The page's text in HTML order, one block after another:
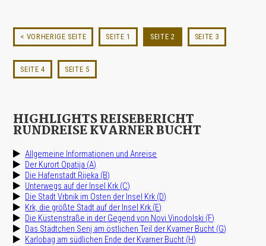
< VORHERIGE SEITE SEITE 1 SEITE 2 SEITE 3
SEITE 4 SEITE 5
HIGHLIGHTS REISEBERICHT
RUNDREISE KVARNER BUCHT
Allgemeine Informationen und Anreise
Der Kurort Opatija (A)
Die Hafenstadt Rijeka (B)
Unterwegs auf der Insel Krk (C)
Die Stadt Vrbnik im Osten der Insel Krk (D)
Krk, die größte Stadt auf der Insel Krk (E)
Die Küstenstraße in der Gegend von Novi Vinodolski (F)
Das Städtchen Senj am östlichen Teil der Kvarner Bucht (G)
Karlobag am südlichen Ende der Kvarner Bucht (H)